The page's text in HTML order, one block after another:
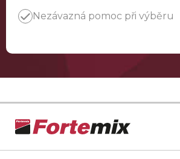
Nezávazná pomoc při výběru